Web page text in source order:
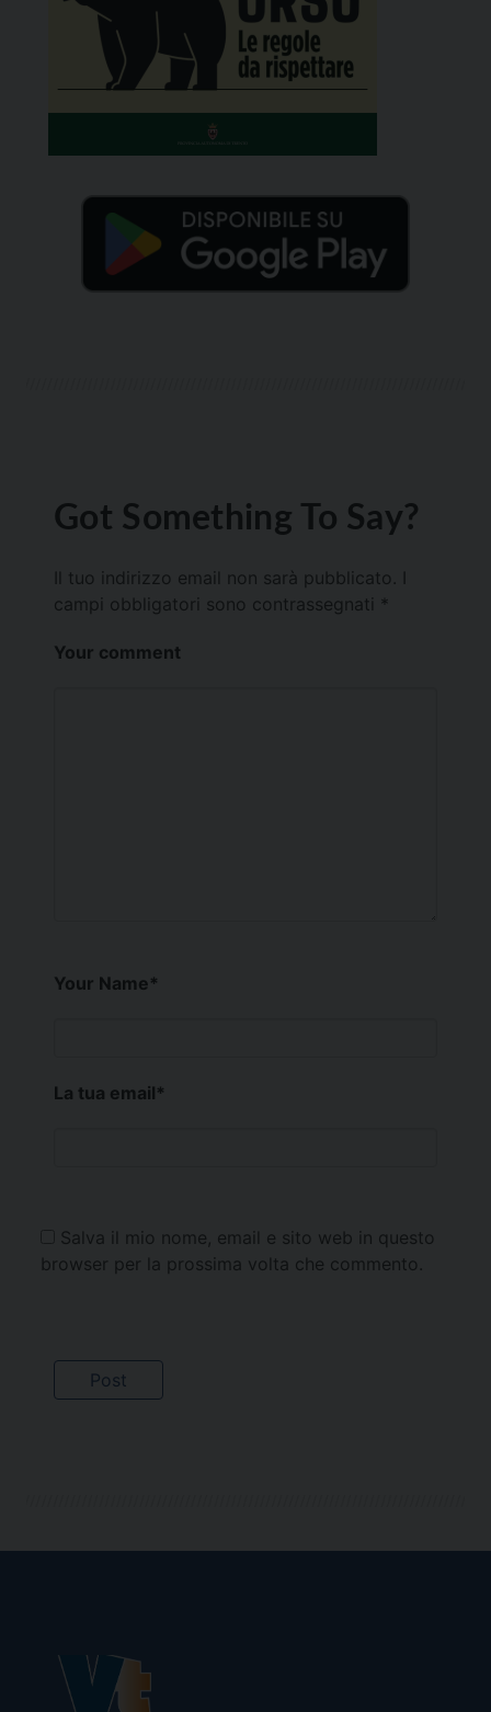
Got Something To Say?
Il tuo indirizzo email non sarà pubblicato.
campi obbligatori sono contrassegnati *
Your comment
Your Name*
La tua email*
Salva il mio nome, email e sito web in questo
browser per la prossima volta che commento.